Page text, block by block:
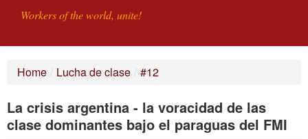
Workers of the world, unite!
SEARCH
Home / Lucha de clase / #12
La crisis argentina - la voracidad de las
clase dominantes bajo el paraguas del FMI